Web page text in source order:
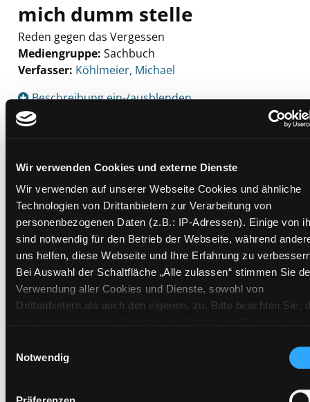
Wir verwenden Cookies und externe Dienste
Wir verwenden auf unserer Webseite Cookies und ähnliche
Technologien von Drittanbietern zur Verarbeitung von
personenbezogenen Daten (z.B.: IP-Adressen). Einige von
sind notwendig für den Betrieb der Webseite, während
uns helfen, diese Webseite und Ihre Erfahrung zu
Bei Auswahl der Schaltfläche „Alle zulassen“ stimmen Sie
Verwendung aller Cookies und Dienste, sowohl von
Drittanbietern als auch den eigenen, zu. Bitte beachten Sie,
(Länder außerhalb des EWR ohne adäquates
Datenschutzniveau) stattfinden kann. In diesem
Notwendig
mich dumm stelle
Reden gegen das Vergessen
Mediengruppe: Sachbuch
Verfasser: Suche nach diesem Verfasser
Köhlmeier, Michael
Beschreibung ein-/ausblenden
Mehr Informationen ein-/ausblenden
Exemplare
Zweigstelle:Ost - Schillerstraße
Signatur:GP.B KOEH
Standort 2:
Ausleihe
Status: Verfügbar
Vorbestellungen: 0
Barcode: